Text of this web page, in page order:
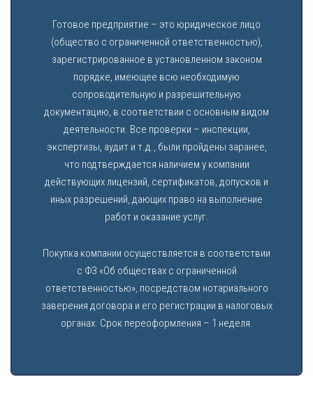
Готовое предприятие – это юридическое лицо
(общество с ограниченной ответственностью),
зарегистрированное в установленном законом
порядке, имеющее всю необходимую
сопроводительную и разрешительную
документацию, в соответствии с основным видом
деятельности. Все проверки – инспекции,
экспертизы, аудит и т.д., были пройдены заранее,
что подтверждается наличием у компании
действующих лицензий, сертификатов, допусков и
иных разрешений, дающих право на выполнение
работ и оказание услуг.
Покупка компании осуществляется в соответствии
с ФЗ «Об обществах с ограниченной
ответственностью», посредством нотариального
заверения договора и его регистрации в налоговых
органах. Срок переоформления – 1 неделя.